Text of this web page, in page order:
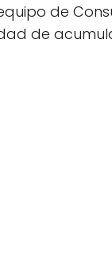
de
de